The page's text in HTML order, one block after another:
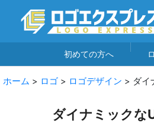
初めての方へ
ホーム > ロゴ > ロゴデザイン > ダイ
ダイナミックな